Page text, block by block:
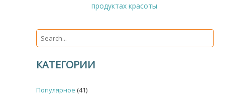
продуктах красоты
КАТЕГОРИИ
Популярное (41)